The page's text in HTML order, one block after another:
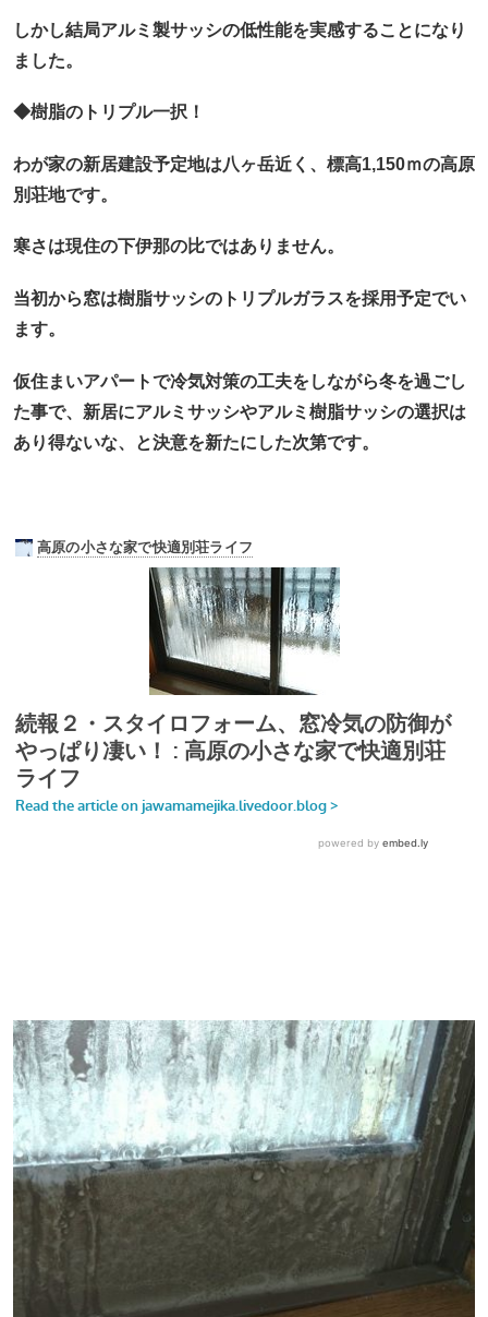
しかし結局アルミ製サッシの低性能を実感することになり
ました。
◆樹脂のトリプル一択！
わが家の新居建設予定地は八ヶ岳近く、標高1,150ｍの高原
別荘地です。
寒さは現住の下伊那の比ではありません。
当初から窓は樹脂サッシのトリプルガラスを採用予定でい
ます。
仮住まいアパートで冷気対策の工夫をしながら冬を過ごし
た事で、新居にアルミサッシやアルミ樹脂サッシの選択は
あり得ないな、と決意を新たにした次第です。